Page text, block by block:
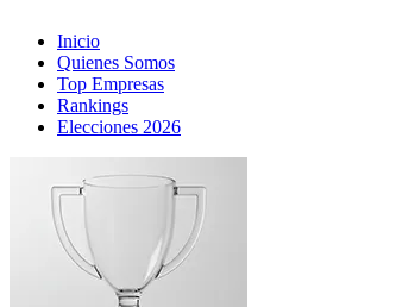
Inicio
Quienes Somos
Top Empresas
Rankings
Elecciones 2026